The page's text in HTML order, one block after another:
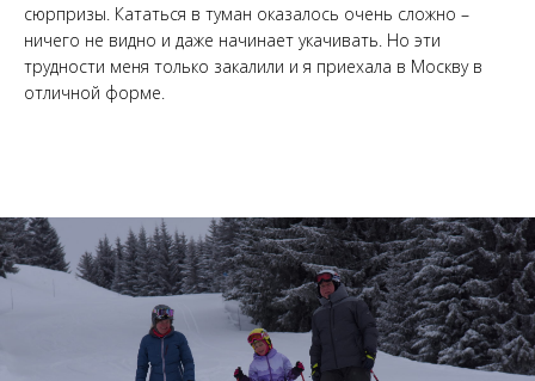
сюрпризы. Кататься в туман оказалось очень сложно –
ничего не видно и даже начинает укачивать. Но эти
трудности меня только закалили и я приехала в Москву в
отличной форме.